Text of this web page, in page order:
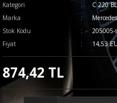
Kategori
C 220
Marka
Stok Kodu
205005-
Fiyat
14,53
874,42 TL